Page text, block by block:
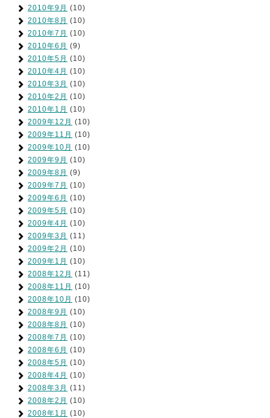
2010年9月 (10)
2010年8月 (10)
2010年7月 (10)
2010年6月 (9)
2010年5月 (10)
2010年4月 (10)
2010年3月 (10)
2010年2月 (10)
2010年1月 (10)
2009年12月 (10)
2009年11月 (10)
2009年10月 (10)
2009年9月 (10)
2009年8月 (9)
2009年7月 (10)
2009年6月 (10)
2009年5月 (10)
2009年4月 (10)
2009年3月 (11)
2009年2月 (10)
2009年1月 (10)
2008年12月 (11)
2008年11月 (10)
2008年10月 (10)
2008年9月 (10)
2008年8月 (10)
2008年7月 (10)
2008年6月 (10)
2008年5月 (10)
2008年4月 (10)
2008年3月 (11)
2008年2月 (10)
2008年1月 (10)